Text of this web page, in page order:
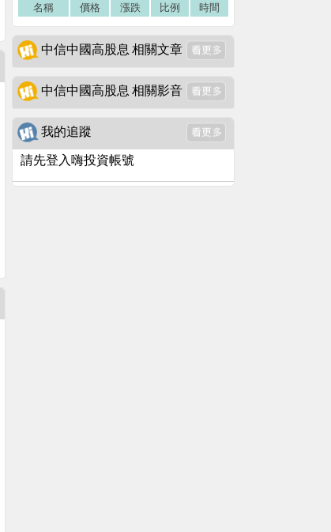
名稱 價格 漲跌 比例 時間
中信中國高股息 相關文章
中信中國高股息 相關影音
我的追蹤
請先登入嗨投資帳號